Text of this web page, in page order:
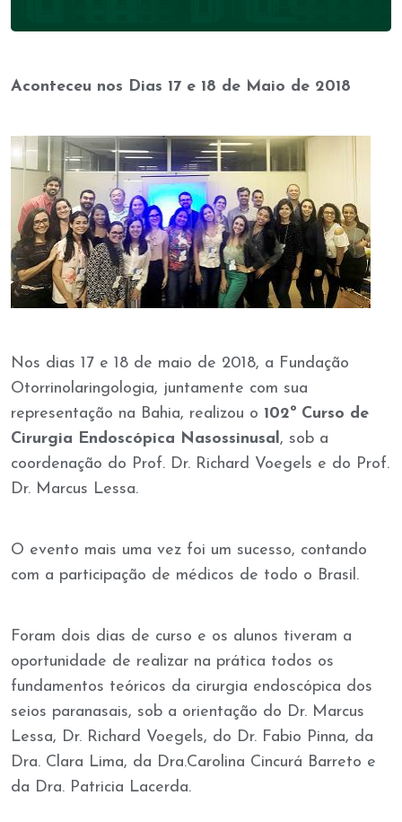
Aconteceu nos Dias 17 e 18 de Maio de 2018
Nos dias 17 e 18 de maio de 2018, a Fundação
Otorrinolaringologia, juntamente com sua
representação na Bahia, realizou o 102º Curso de
Cirurgia Endoscópica Nasossinusal, sob a
coordenação do Prof. Dr. Richard Voegels e do Prof.
Dr. Marcus Lessa.
O evento mais uma vez foi um sucesso, contando
com a participação de médicos de todo o Brasil.
Foram dois dias de curso e os alunos tiveram a
oportunidade de realizar na prática todos os
fundamentos teóricos da cirurgia endoscópica dos
seios paranasais, sob a orientação do Dr. Marcus
Lessa, Dr. Richard Voegels, do Dr. Fabio Pinna, da
Dra. Clara Lima, da Dra.Carolina Cincurá Barreto e
da Dra. Patricia Lacerda.